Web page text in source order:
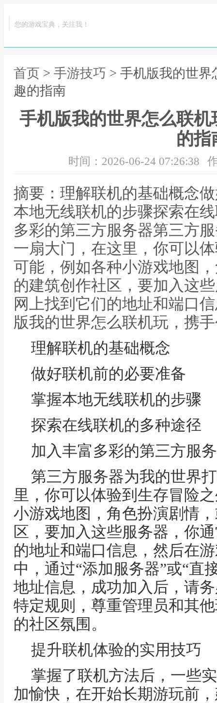
您的游戏宝典，关注我！
首页 > 手游技巧 > 手机版我的世
趣的指南
手机版我的世界怎么联
的指
时间：2026-06-24 07:26:38
摘要：理解联机的基础概念
本地无线联机的步骤探索在
多彩的第三方服务器第三方
一扇大门，在这里，你可以
可能，例如各种小游戏地图
的建筑创作社区，要加入这
网上找到它们的地址和端口
版我的世界怎么联机玩，携
理解联机的基础概念
做好联机前的必要准备
掌握本地无线联机的步骤
探索在线联机的多种途径
加入丰富多彩的第三方服
第三方服务器为我的世界
里，你可以体验到生存冒险
小游戏地图，角色扮演剧情
区，要加入这些服务器，你
的地址和端口信息，然后在
中，通过“添加服务器”或“直
地址信息，成功加入后，请
特定规则，尊重管理员和其
的社区氛围。
提升联机体验的实用技巧
掌握了联机方法后，一些
加愉快，在开始长期游玩前